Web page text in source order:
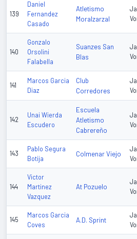
139
Daniel
Fernandez
Casado
Atletismo
Moralzarzal
140
Gonzalo
Orsolini
Falabella
Suanzes San
Blas
141
Marcos Garcia
Diaz
Club
Corredores
142
Unai Wierda
Escudero
Escuela
Atletismo
Cabrereño
143
Pablo Segura
Botija
Colmenar Viejo
144
Victor
Martinez
Vazquez
At Pozuelo
145
Marcos Garcia
Coves
A.D. Sprint